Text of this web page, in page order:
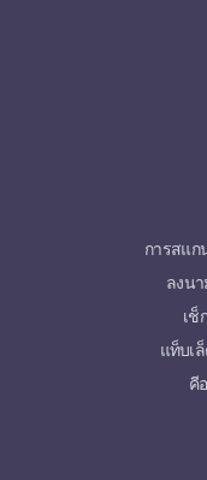
การสแก
ลงน
เช็
แท็บเ
คี